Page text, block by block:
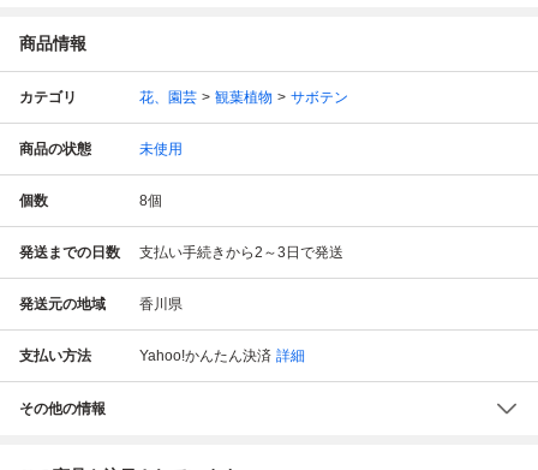
商品情報
カテゴリ 花、園芸 観葉植物 サボテン
商品の状態 未使用
個数 8個
発送までの日数 支払い手続きから2～3日で発送
発送元の地域 香川県
支払い方法 Yahoo!かんたん決済 詳細
その他の情報